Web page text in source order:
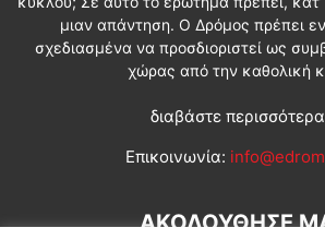
μιαν απάντηση. Ο Δρόμος πρέπει
σχεδιασμένα να προσδιοριστεί ως
χώρας από την καθολική
διαβάστε
Επικοινωνία:
ΑΚΟΛΟΥΘΗΣΕ